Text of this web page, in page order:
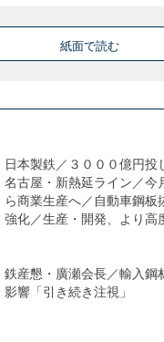
紙面で読む
日本製鉄／３０００億円投
名古屋・新熱延ライン／今
ら商業生産へ／自動車鋼板
強化／生産・開発、より高
鉄産懇・廣瀬会長／輸入鋼
影響「引き続き注視」